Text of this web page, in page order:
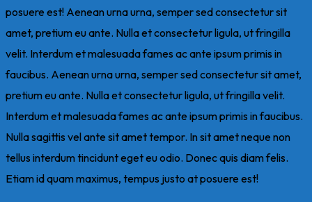
posuere est! Aenean urna urna, semper sed consectetur sit
amet, pretium eu ante. Nulla et consectetur ligula, ut fringilla
velit. Interdum et malesuada fames ac ante ipsum primis in
faucibus. Aenean urna urna, semper sed consectetur sit amet,
pretium eu ante. Nulla et consectetur ligula, ut fringilla velit.
Interdum et malesuada fames ac ante ipsum primis in faucibus.
Nulla sagittis vel ante sit amet tempor. In sit amet neque non
tellus interdum tincidunt eget eu odio. Donec quis diam felis.
Etiam id quam maximus, tempus justo at posuere est!